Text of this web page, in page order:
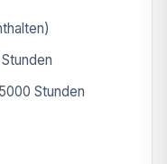
Stunden